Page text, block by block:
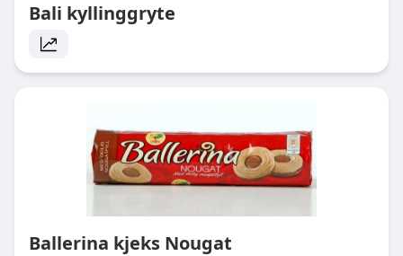
Bali kyllinggryte
Ballerina kjeks Nougat